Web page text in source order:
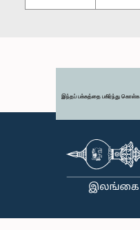
இந்தப் பக்கத்தை பகிர்ந்து கொள்க